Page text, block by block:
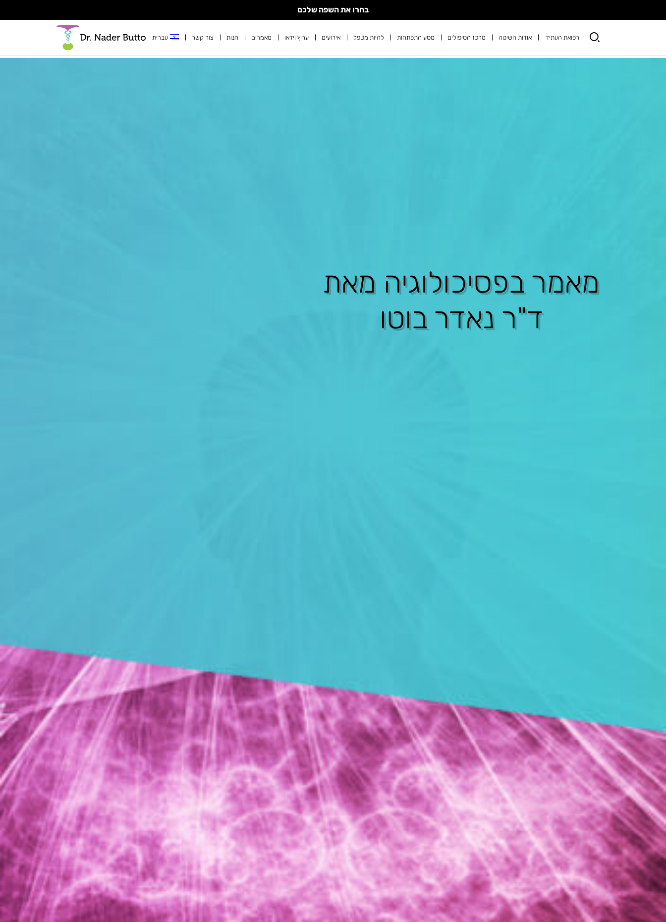
בחרו את השפה שלכם
רפואת העתיד אודות השיטה מרכז הטיפולים מסע התפתחות להיות מטפל אירועים ערוץ וידאו מאמרים חנות צור קשר עברית
מאמר בפסיכולוגיה מאת
ד"ר נאדר בוטו